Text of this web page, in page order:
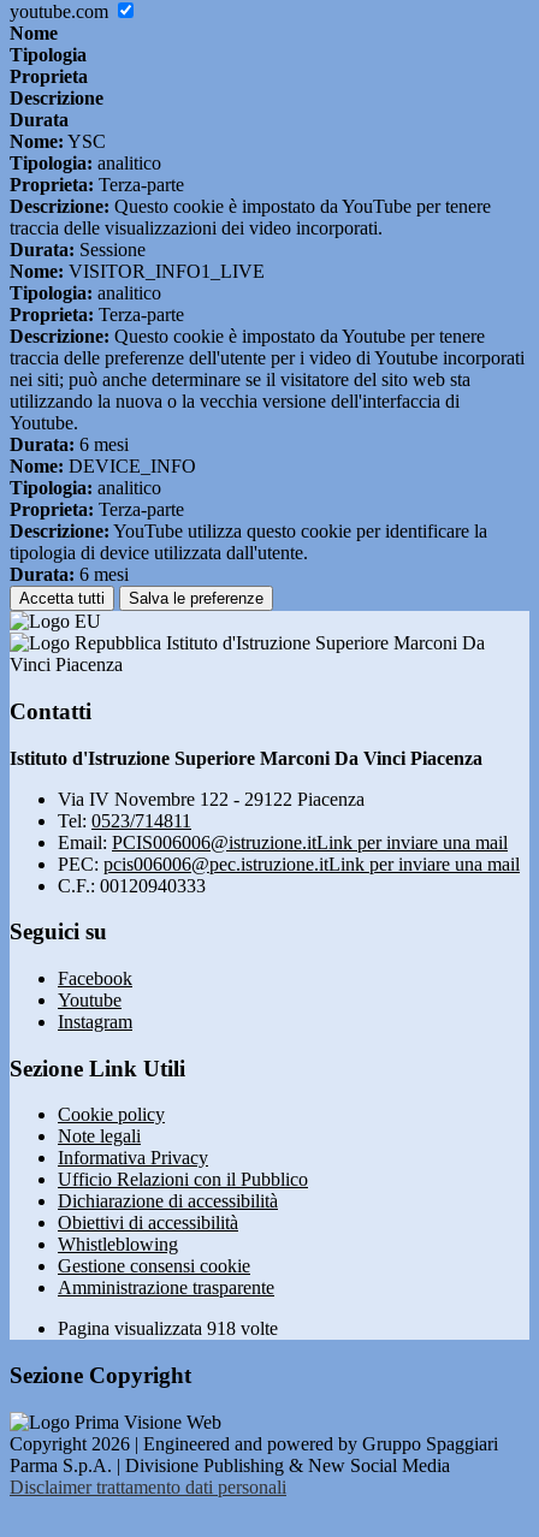
youtube.com
Nome
Tipologia
Proprieta
Descrizione
Durata
Nome: YSC
Tipologia: analitico
Proprieta: Terza-parte
Descrizione: Questo cookie è impostato da YouTube per tenere
traccia delle visualizzazioni dei video incorporati.
Durata: Sessione
Nome: VISITOR_INFO1_LIVE
Tipologia: analitico
Proprieta: Terza-parte
Descrizione: Questo cookie è impostato da Youtube per tenere
traccia delle preferenze dell'utente per i video di Youtube incorporati
nei siti; può anche determinare se il visitatore del sito web sta
utilizzando la nuova o la vecchia versione dell'interfaccia di
Youtube.
Durata: 6 mesi
Nome: DEVICE_INFO
Tipologia: analitico
Proprieta: Terza-parte
Descrizione: YouTube utilizza questo cookie per identificare la
tipologia di device utilizzata dall'utente.
Durata: 6 mesi
Accetta tutti Salva le preferenze
Istituto d'Istruzione Superiore Marconi Da
Vinci Piacenza
Contatti
Istituto d'Istruzione Superiore Marconi Da Vinci Piacenza
Via IV Novembre 122 - 29122 Piacenza
Tel: 0523/714811
Email: PCIS006006@istruzione.itLink per inviare una mail
PEC: pcis006006@pec.istruzione.itLink per inviare una mail
C.F.: 00120940333
Seguici su
Facebook
Youtube
Instagram
Sezione Link Utili
Cookie policy
Note legali
Informativa Privacy
Ufficio Relazioni con il Pubblico
Dichiarazione di accessibilità
Obiettivi di accessibilità
Whistleblowing
Gestione consensi cookie
Amministrazione trasparente
Pagina visualizzata 918 volte
Sezione Copyright
Copyright 2026 | Engineered and powered by Gruppo Spaggiari
Parma S.p.A. | Divisione Publishing & New Social Media
Disclaimer trattamento dati personali